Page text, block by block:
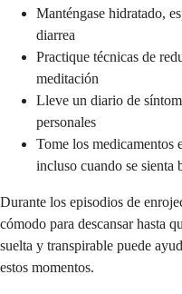
Manténgase hidratado,
diarrea
Practique técnicas de
meditación
Lleve un diario de
personales
Tome los medicamentos
incluso cuando se sienta
Durante los episodios de
cómodo para descansar hasta
suelta y transpirable puede
estos momentos.